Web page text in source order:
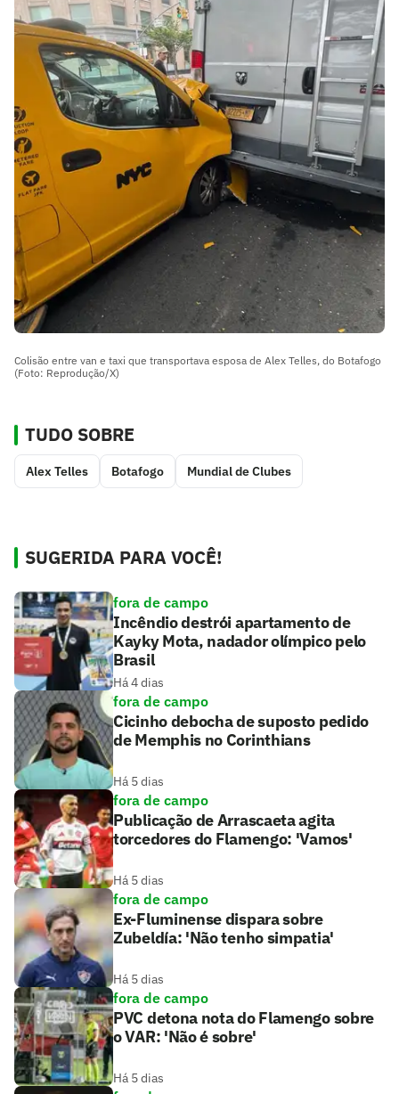
Colisão entre van e taxi que transportava esposa de Alex Telles, do Botafogo
(Foto: Reprodução/X)
TUDO SOBRE
Alex Telles Botafogo Mundial de Clubes
SUGERIDA PARA VOCÊ!
fora de campo
Incêndio destrói apartamento de
Kayky Mota, nadador olímpico pelo
Brasil
Há 4 dias
fora de campo
Cicinho debocha de suposto pedido
de Memphis no Corinthians
Há 5 dias
fora de campo
Publicação de Arrascaeta agita
torcedores do Flamengo: 'Vamos'
Há 5 dias
fora de campo
Ex-Fluminense dispara sobre
Zubeldía: 'Não tenho simpatia'
Há 5 dias
fora de campo
PVC detona nota do Flamengo sobre
o VAR: 'Não é sobre'
Há 5 dias